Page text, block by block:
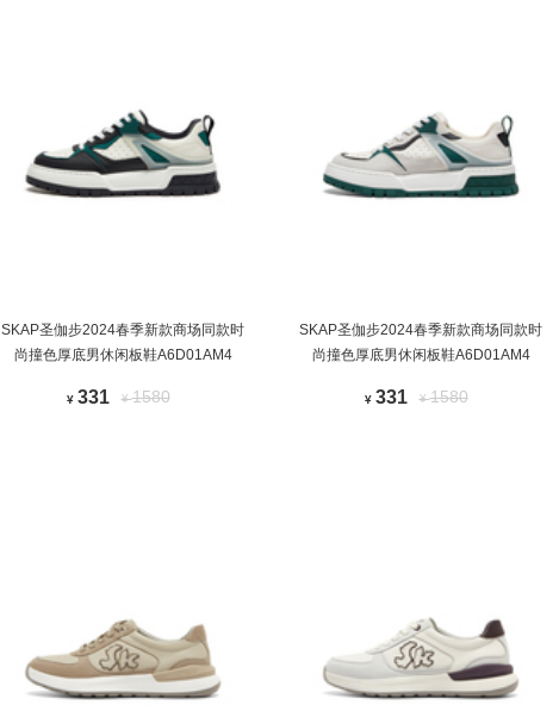
SKAP圣伽步2024春季新款商场同款时
尚撞色厚底男休闲板鞋A6D01AM4
¥ 331 ¥1580
SKAP圣伽步2024春季新款商场同款时
尚撞色厚底男休闲板鞋A6D01AM4
¥ 331 ¥1580